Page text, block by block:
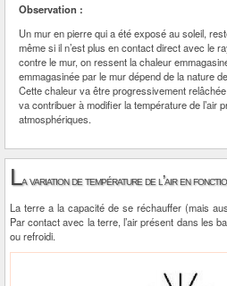
Observation :
Un mur en pierre qui a été exposé au soleil,
même si il n’est plus en contact direct avec le
contre le mur, on ressent la chaleur
emmagasinée par le mur dépend de la nature
Cette chaleur va être progressivement
va contribuer à modifier la température de l’air
atmosphériques.
La variation de température de l’air en
La terre a la capacité de se réchauffer (mais
Par contact avec la terre, l’air présent dans les
ou refroidi.